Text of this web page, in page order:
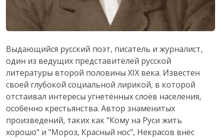
Выдающийся русский поэт, писатель и журналист,
один из ведущих представителей русской
литературы второй половины XIX века. Известен
своей глубокой социальной лирикой, в которой
отстаивал интересы угнетённых слоёв населения,
особенно крестьянства. Автор знаменитых
произведений, таких как "Кому на Руси жить
хорошо" и "Мороз, Красный нос", Некрасов внёс